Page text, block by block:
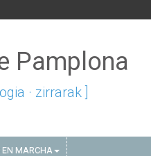
Pamplona
· zirrarak ]
EN MARCHA